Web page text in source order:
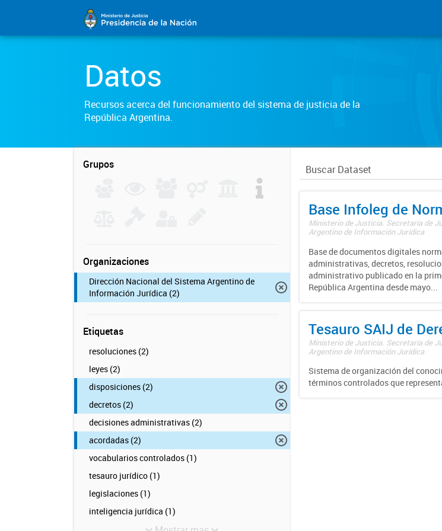
Datos
Recursos acerca del funcionamiento del sistema de justicia de la
República Argentina.
Grupos
Organizaciones
Dirección Nacional del Sistema Argentino de
Información Jurídica (2)
Etiquetas
resoluciones (2)
leyes (2)
disposiciones (2)
decretos (2)
decisiones administrativas (2)
acordadas (2)
vocabularios controlados (1)
tesauro jurídico (1)
legislaciones (1)
inteligencia jurídica (1)
Base Infoleg de
Ministerio de Justicia. Secretaría de
Argentino de Información Jurídica
Base de documentos digitales
administrativas, decretos,
administrativo publicado en la
República Argentina desde mayo...
Tesauro SAIJ de
Ministerio de Justicia. Secretaría de
Argentino de Información Jurídica
Sistema de organización del
términos controlados que